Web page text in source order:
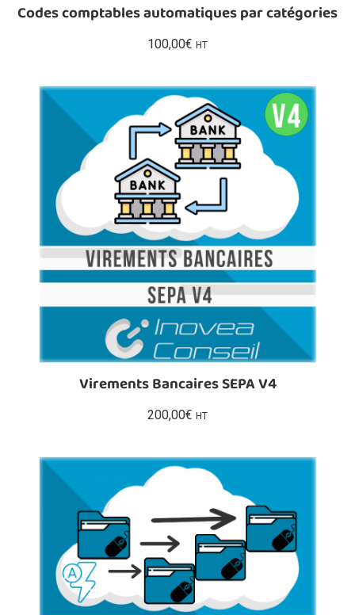
Codes comptables automatiques par catégories
100,00€ HT
Virements Bancaires SEPA V4
200,00€ HT